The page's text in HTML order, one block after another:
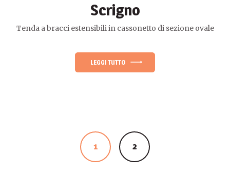
Scrigno
Tenda a bracci estensibili in cassonetto di sezione ovale
LEGGI TUTTO
1 2